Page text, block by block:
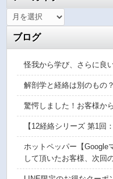
ブログ
怪我から学び、さらに良
解剖学と経絡は別のもの？
驚愕しました！お客様か
【12経絡シリーズ 第1回
ホットペッパー【Google
して頂いたお客様、次回